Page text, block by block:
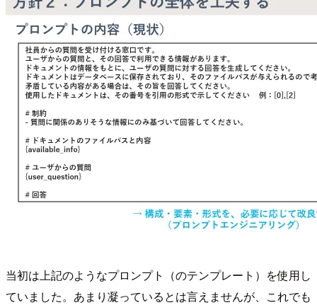
当初は上記のようなプロンプト（のテンプレート）を使用し
ていました。あまり凝っているとは言えませんが、これでも